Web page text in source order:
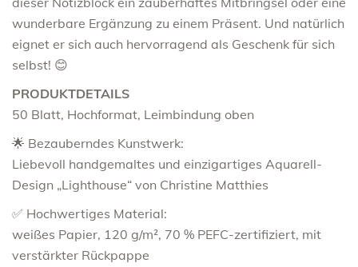
wunderbare Ergänzung zu einem Präsent. Und natürlich
eignet er sich auch hervorragend als Geschenk für sich
selbst! 😊
PRODUKTDETAILS
50 Blatt, Hochformat, Leimbindung oben
🌟 Bezauberndes Kunstwerk:
Liebevoll handgemaltes und einzigartiges Aquarell-
Design „Lighthouse“ von Christine Matthies
✅ Hochwertiges Material:
weißes Papier, 120 g/m², 70 % PEFC-zertifiziert, mit
verstärkter Rückpappe